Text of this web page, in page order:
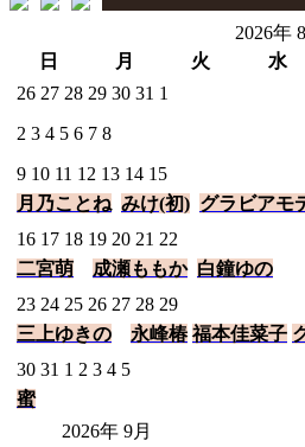
2026年
日
月 火 水
26 27 28 29 30 31 1
2 3 4 5 6 7 8
9 10 11 12 13 14 15
月乃ことね みけ(初) グラビアモ
16 17 18 19 20 21 22
二宮萌
成瀬ももか 白鐘ゆの
23 24 25 26 27 28 29
三上ゆきの
永峰椿 福本佳菜子
30 31 1 2 3 4 5
蜜
2026年 9月